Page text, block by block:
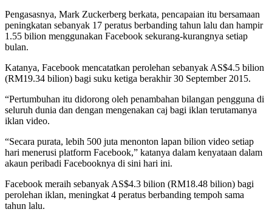
Pengasasnya, Mark Zuckerberg berkata, pencapaian itu bersamaan
peningkatan sebanyak 17 peratus berbanding tahun lalu dan hampir
1.55 bilion menggunakan Facebook sekurang-kurangnya setiap
bulan.
Katanya, Facebook mencatatkan perolehan sebanyak AS$4.5 bilion
(RM19.34 bilion) bagi suku ketiga berakhir 30 September 2015.
“Pertumbuhan itu didorong oleh penambahan bilangan pengguna di
seluruh dunia dan dengan mengenakan caj bagi iklan terutamanya
iklan video.
“Secara purata, lebih 500 juta menonton lapan bilion video setiap
hari menerusi platform Facebook,” katanya dalam kenyataan dalam
akaun peribadi Facebooknya di sini hari ini.
Facebook meraih sebanyak AS$4.3 bilion (RM18.48 bilion) bagi
perolehan iklan, meningkat 4 peratus berbanding tempoh sama
tahun lalu.